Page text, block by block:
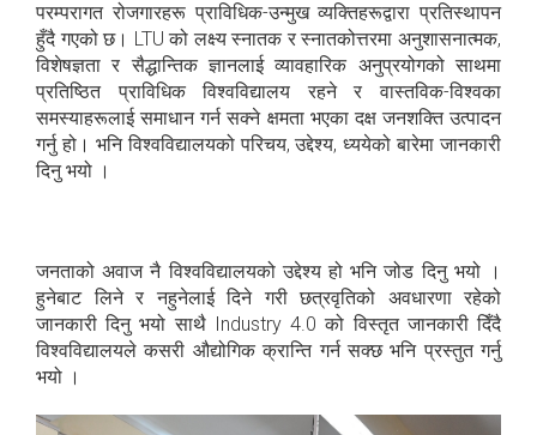
परम्परागत रोजगारहरू प्राविधिक-उन्मुख व्यक्तिहरूद्वारा प्रतिस्थापन
हुँदै गएको छ। LTU को लक्ष्य स्नातक र स्नातकोत्तरमा अनुशासनात्मक,
विशेषज्ञता र सैद्धान्तिक ज्ञानलाई व्यावहारिक अनुप्रयोगको साथमा
प्रतिष्ठित प्राविधिक विश्वविद्यालय रहने र वास्तविक-विश्वका
समस्याहरूलाई समाधान गर्न सक्ने क्षमता भएका दक्ष जनशक्ति उत्पादन
गर्नु हो। भनि विश्वविद्यालयको परिचय, उद्देश्य, ध्ययेको बारेमा जानकारी
दिनु भयो ।
जनताको अवाज नै विश्वविद्यालयको उद्देश्य हो भनि जोड दिनु भयो ।
हुनेबाट लिने र नहुनेलाई दिने गरी छत्रवृतिको अवधारणा रहेको
जानकारी दिनु भयो साथै Industry 4.0 को विस्तृत जानकारी दिँदै
विश्वविद्यालयले कसरी औद्योगिक क्रान्ति गर्न सक्छ भनि प्रस्तुत गर्नु
भयो ।